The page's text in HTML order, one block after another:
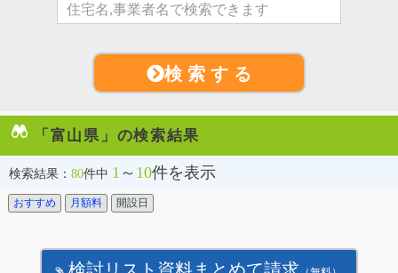
検 索 す る
「富山県」の検索結果
検索結果： 80件中 1 ～ 10件を表示
おすすめ 月額料 開設日